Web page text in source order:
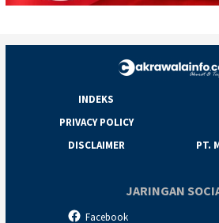
INDEKS
PRIVACY POLICY
DISCLAIMER
PT.
JARINGAN
Facebook